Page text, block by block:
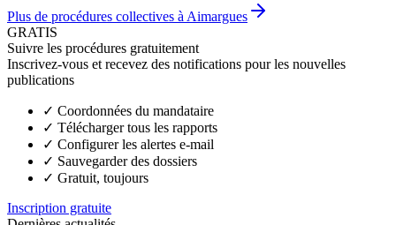
Plus de procédures collectives à Aimargues
GRATIS
Suivre les procédures gratuitement
Inscrivez-vous et recevez des notifications pour les nouvelles
publications
✓ Coordonnées du mandataire
✓ Télécharger tous les rapports
✓ Configurer les alertes e-mail
✓ Sauvegarder des dossiers
✓ Gratuit, toujours
Inscription gratuite